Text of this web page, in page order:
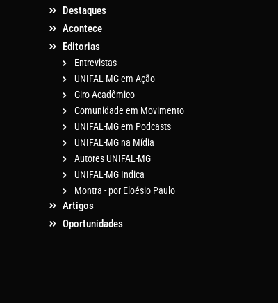
Destaques
Acontece
Editorias
Entrevistas
UNIFAL-MG em Ação
Giro Acadêmico
Comunidade em Movimento
UNIFAL-MG em Podcasts
UNIFAL-MG na Mídia
Autores UNIFAL-MG
UNIFAL-MG Indica
Montra - por Eloésio Paulo
Artigos
Oportunidades